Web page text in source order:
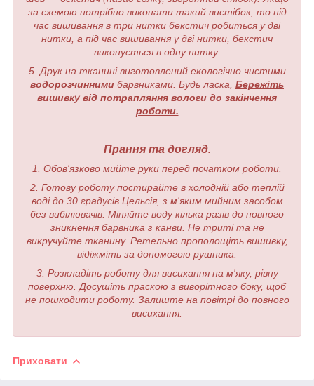
за схемою потрібно виконати такий вистібок, то під
час вишивання в три нитки бекстич робиться у дві
нитки, а під час вишивання у дві нитки, бекстич
виконується в одну нитку.
5. Друк на тканині виготовлений екологічно чистими
водорозчинними барвниками. Будь ласка, Бережіть
вишивку від потрапляння вологи до закінчення
роботи.
Прання та догляд.
1. Обов'язково мийте руки перед початком роботи.
2. Готову роботу постирайте в холодній або теплій
воді до 30 градусів Цельсія, з м'яким мийним засобом
без вибілювачів. Міняйте воду кілька разів до повного
зникнення барвника з канви. Не триті та не
викручуйте тканину. Ретельно прополощіть вишивку,
відіжміть за допомогою рушника.
3. Розкладіть роботу для висихання на м'яку, рівну
поверхню. Досушіть праскою з виворітного боку, щоб
не пошкодити роботу. Залиште на повітрі до повного
висихання.
Приховати